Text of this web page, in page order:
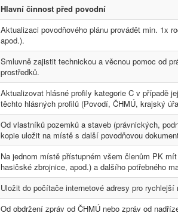
Hlavní činnost před povodní
Aktualizaci povodňového plánu provádět min. 1x
apod.).
Smluvně zajistit technickou a věcnou pomoc od
prostředků.
Aktualizovat hlásné profily kategorie C v případě
těchto hlásných profilů (Povodí, ČHMÚ, krajský
Od vlastníků pozemků a staveb (právnických,
kopie uložit na místě s další povodňovou
Na jednom místě přístupném všem členům PK
hasičské zbrojnice, apod.) a dalšího potřebného
Uložit do počítače internetové adresy pro
Od obdržení zpráv od ČHMÚ nebo zpráv od